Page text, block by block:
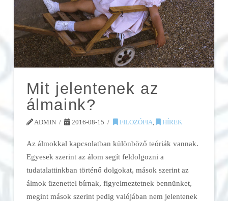
Mit jelentenek az
álmaink?
ADMIN 2016-08-15 FILOZÓFIA, HÍREK
Az álmokkal kapcsolatban különböző teóriák vannak.
Egyesek szerint az álom segít feldolgozni a
tudatalattinkban történő dolgokat, mások szerint az
álmok üzenettel bírnak, figyelmeztetnek bennünket,
megint mások szerint pedig valójában nem jelentenek